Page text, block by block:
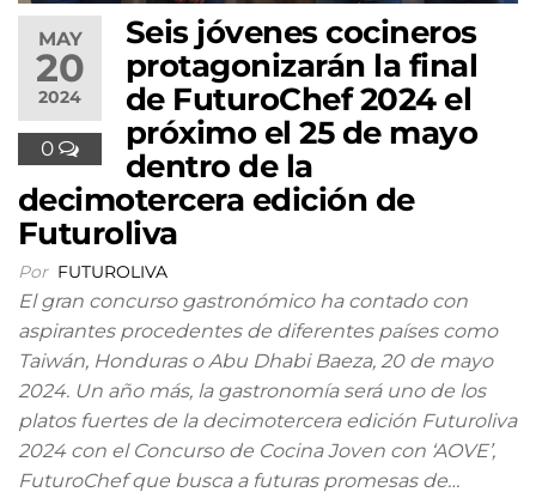
MAY
20
2024
0
Seis jóvenes cocineros
protagonizarán la final
de FuturoChef 2024 el
próximo el 25 de mayo
dentro de la
decimotercera edición de
Futuroliva
Por FUTUROLIVA
El gran concurso gastronómico ha contado con
aspirantes procedentes de diferentes países como
Taiwán, Honduras o Abu Dhabi Baeza, 20 de mayo
2024. Un año más, la gastronomía será uno de los
platos fuertes de la decimotercera edición Futuroliva
2024 con el Concurso de Cocina Joven con ‘AOVE’,
FuturoChef que busca a futuras promesas de…